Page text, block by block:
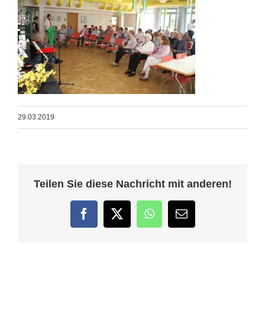
29.03.2019
Teilen Sie diese Nachricht mit anderen!
FacebookTwitterWhatsApp
E-
Mail